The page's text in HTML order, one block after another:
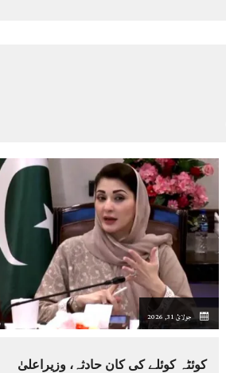
02:00
36°C
03:00
36°C
04:00
35°C
05:00
34°C
جولائ 31, 2026
کوئٹہ کوئلے کی کان حادثہ، وزیراعلیٰ